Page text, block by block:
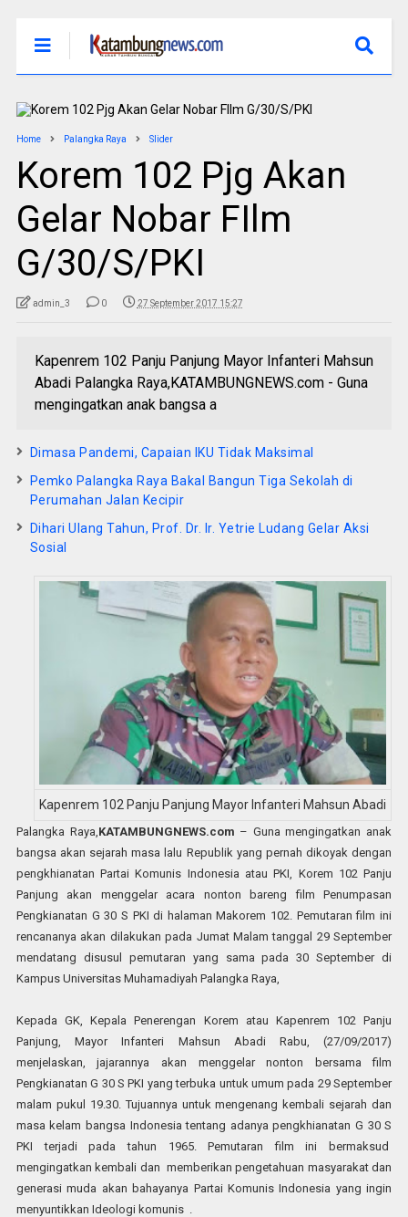
Home Palangka Raya Slider
Korem 102 Pjg Akan
Gelar Nobar FIlm
G/30/S/PKI
admin_3 0 27 September 2017 15:27
Kapenrem 102 Panju Panjung Mayor Infanteri Mahsun
Abadi Palangka Raya,KATAMBUNGNEWS.com - Guna
mengingatkan anak bangsa a
Dimasa Pandemi, Capaian IKU Tidak Maksimal
Pemko Palangka Raya Bakal Bangun Tiga Sekolah di
Perumahan Jalan Kecipir
Dihari Ulang Tahun, Prof. Dr. Ir. Yetrie Ludang Gelar Aksi
Sosial
Kapenrem 102 Panju Panjung Mayor Infanteri Mahsun Abadi
Palangka Raya,KATAMBUNGNEWS.com – Guna mengingatkan anak
bangsa akan sejarah masa lalu Republik yang pernah dikoyak dengan
pengkhianatan Partai Komunis Indonesia atau PKI, Korem 102 Panju
Panjung akan menggelar acara nonton bareng film Penumpasan
Pengkianatan G 30 S PKI di halaman Makorem 102. Pemutaran film ini
rencananya akan dilakukan pada Jumat Malam tanggal 29 September
mendatang disusul pemutaran yang sama pada 30 September di
Kampus Universitas Muhamadiyah Palangka Raya,
Kepada GK, Kepala Penerengan Korem atau Kapenrem 102 Panju
Panjung, Mayor Infanteri Mahsun Abadi Rabu, (27/09/2017)
menjelaskan, jajarannya akan menggelar nonton bersama film
Pengkianatan G 30 S PKI yang terbuka untuk umum pada 29 September
malam pukul 19.30. Tujuannya untuk mengenang kembali sejarah dan
masa kelam bangsa Indonesia tentang adanya pengkhianatan G 30 S
PKI terjadi pada tahun 1965. Pemutaran film ini bermaksud
mengingatkan kembali dan memberikan pengetahuan masyarakat dan
generasi muda akan bahayanya Partai Komunis Indonesia yang ingin
menyuntikkan Ideologi komunis .